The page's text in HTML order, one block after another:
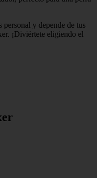
personal y depende de tus
¡Diviértete eligiendo el